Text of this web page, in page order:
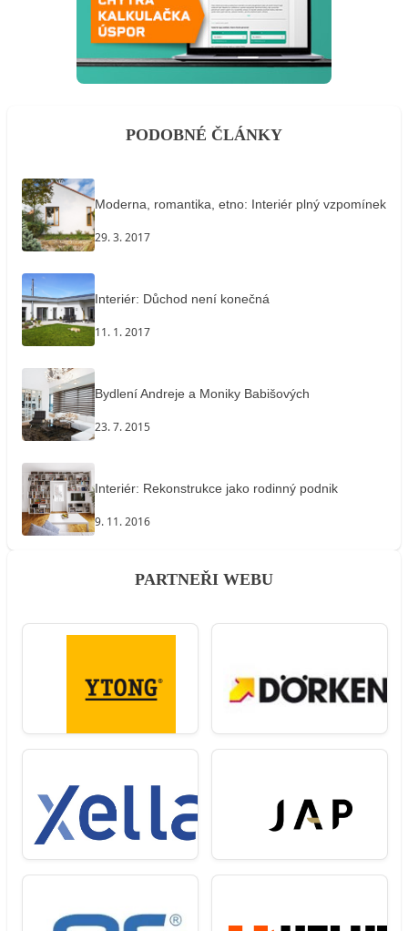
PODOBNÉ ČLÁNKY
Moderna, romantika, etno: Interiér plný vzpomínek
29. 3. 2017
Interiér: Důchod není konečná
11. 1. 2017
Bydlení Andreje a Moniky Babišových
23. 7. 2015
Interiér: Rekonstrukce jako rodinný podnik
9. 11. 2016
PARTNEŘI WEBU